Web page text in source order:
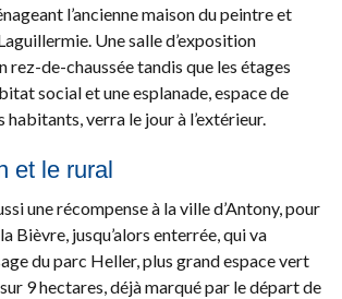
l’ancienne maison du peintre et
Une salle d’exposition
rez-de-chaussée tandis que les étages
social et une esplanade, espace de
verra le jour à l’extérieur.
et le rural
une récompense à la ville d’Antony, pour
Bièvre, jusqu’alors enterrée, qui va
du parc Heller, plus grand espace vert
9 hectares, déjà marqué par le départ de